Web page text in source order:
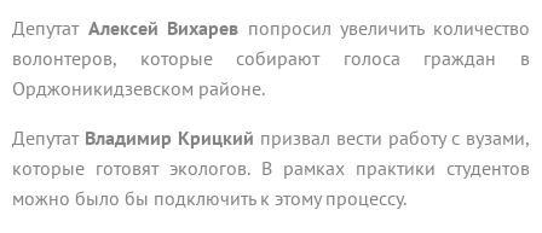
Депутат Алексей Вихарев попросил увеличить количество
волонтеров, которые собирают голоса граждан в
Орджоникидзевском районе.
Депутат Владимир Крицкий призвал вести работу с вузами,
которые готовят экологов. В рамках практики студентов
можно было бы подключить к этому процессу.